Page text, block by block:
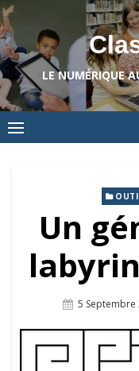
Skip
to
content
LE NUMÉRIQUE
Un
Posted
5 Septembre